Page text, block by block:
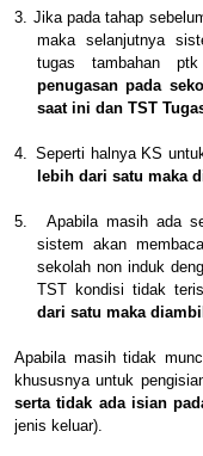
3. Jika pada tahap
maka selanjutnya
tugas tambahan
penugasan pada
saat ini dan TST
4. Seperti halnya KS
lebih dari satu maka
5.
Apabila masih ada
sistem akan
sekolah non induk
TST kondisi tidak
dari satu maka
Apabila masih tidak
khususnya untuk
serta tidak ada isian
jenis keluar).